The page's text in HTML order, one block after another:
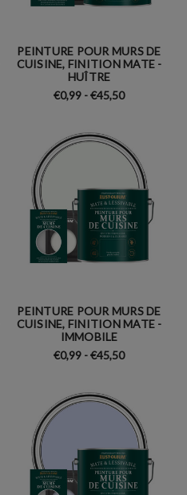
PEINTURE POUR MURS DE
CUISINE, FINITION MATE -
HUÎTRE
€0,99 - €45,50
PEINTURE POUR MURS DE
CUISINE, FINITION MATE -
IMMOBILE
€0,99 - €45,50